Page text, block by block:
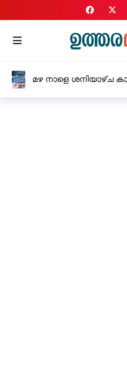
മഴ നാളെ ശനിയാഴ്ച